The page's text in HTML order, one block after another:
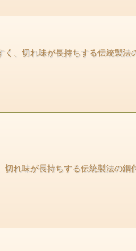
、切れ味が長持ちする伝統製
れ味が長持ちする伝統製法の